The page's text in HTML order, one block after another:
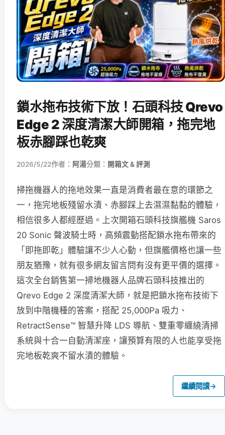
鎖水拖布技術下放！石頭科技 Qrevo
Edge 2 深度清潔大師開箱，拖完地
板赤腳踩也乾爽
2026/5/22作者： 阿湯分類： 開箱文 & 評測
掃拖機器人的拖地效果一直是消費者最在意的環節之
一，拖完地板殘留水漬、赤腳踩上去濕濕黏黏的體驗，
相信很多人都經歷過。上次開箱石頭科技旗艦機 Saros
20 Sonic 聲波騎士時，高頻震動搭配鎖水拖布帶來的
「即拖即乾」體驗讓不少人心動，但旗艦價格也讓一些
朋友猶豫，就有很多網友留言問有沒有更平價的選擇。
這次全台銷售第一掃地機器人品牌石頭科技推出的
Qrevo Edge 2 深度清潔大師，就是把鎖水拖布技術下
放到中階機種的答案，搭配 25,000Pa 吸力、
RetractSense™ 智慧升降 LDS 導航、雙重零纏繞清掃
系統與十合一自動清潔座，讓預算有限的人也能享受拖
完地板乾爽不留水漬的體驗。
繼續閱讀→